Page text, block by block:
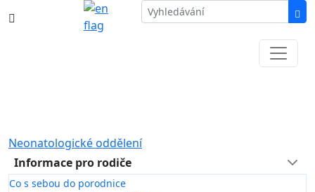
Neonatologické oddělení
Informace pro rodiče
Co s sebou do porodnice